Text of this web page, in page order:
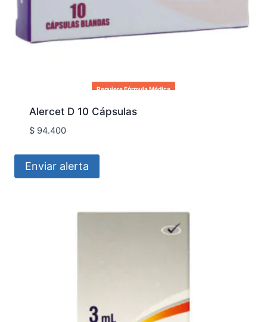
Requiere Fórmula Médica
Alercet D 10 Cápsulas
$94.400
Enviar alerta